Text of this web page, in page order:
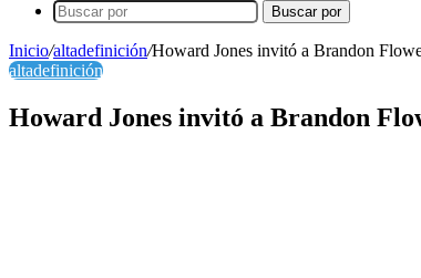
Buscar por
Inicio/altadefinición/Howard Jones invitó a Brandon
altadefinición
Howard Jones invitó a Brandon